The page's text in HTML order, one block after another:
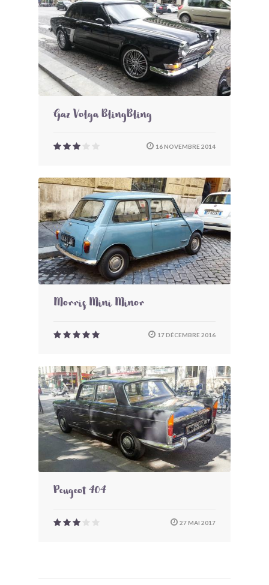
Gaz Volga BlingBling
16 NOVEMBRE 2014
Morris Mini Minor
17 DÉCEMBRE 2016
Peugeot 404
27 MAI 2017